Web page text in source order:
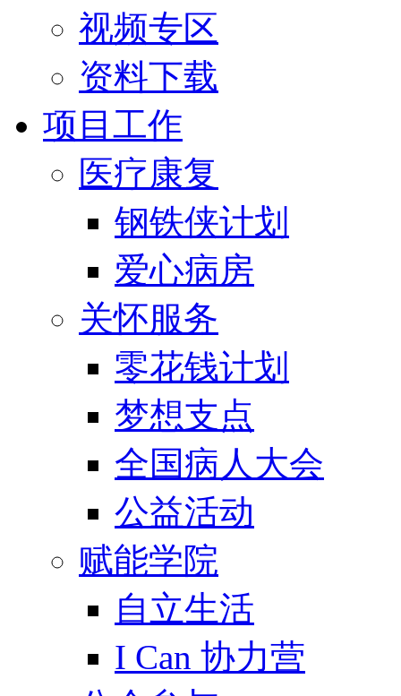
视频专区
资料下载
项目工作
医疗康复
钢铁侠计划
爱心病房
关怀服务
零花钱计划
梦想支点
全国病人大会
公益活动
赋能学院
自立生活
I Can 协力营